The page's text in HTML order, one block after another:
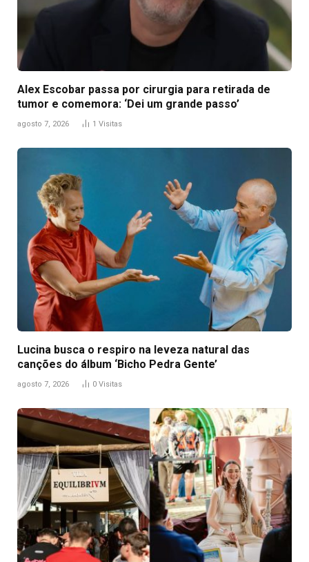
Alex Escobar passa por cirurgia para retirada de
tumor e comemora: ‘Dei um grande passo’
agosto 7, 2026 1 Visitas
Lucina busca o respiro na leveza natural das
canções do álbum ‘Bicho Pedra Gente’
agosto 7, 2026 0 Visitas